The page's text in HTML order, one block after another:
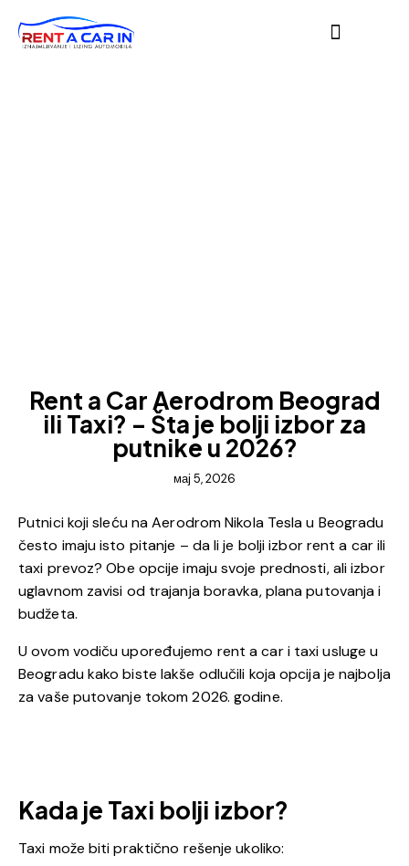
Rent a Car Aerodrom Beograd
ili Taxi? – Šta je bolji izbor za
putnike u 2026?
мај 5, 2026
Putnici koji sleću na Aerodrom Nikola Tesla u Beogradu
često imaju isto pitanje – da li je bolji izbor rent a car ili
taxi prevoz? Obe opcije imaju svoje prednosti, ali izbor
uglavnom zavisi od trajanja boravka, plana putovanja i
budžeta.
U ovom vodiču upoređujemo rent a car i taxi usluge u
Beogradu kako biste lakše odlučili koja opcija je najbolja
za vaše putovanje tokom 2026. godine.
Kada je Taxi bolji izbor?
Taxi može biti praktično rešenje ukoliko: